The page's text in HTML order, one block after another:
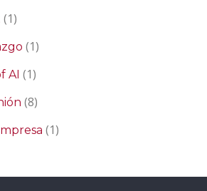
(1)
(1)
AI (1)
(8)
(1)